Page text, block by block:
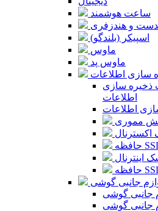
ساعت هوشمند
و هندزفری
اسپیکر (بلندگو)
ماوس
ماوس پد
سازی اطلاعات
ذخیره سازی
اطلاعات
اطلاعات
مموری
اکسترنال
اینترنال
جانبی گوشی
جانبی گوشی
جانبی گوشی